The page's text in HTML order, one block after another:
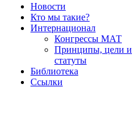
Новости
Кто мы такие?
Интернационал
Конгрессы МАТ
Принципы, цели и
статуты
Библиотека
Ссылки